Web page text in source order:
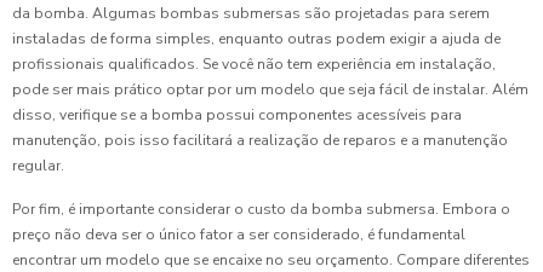
da bomba. Algumas bombas submersas são projetadas para serem
instaladas de forma simples, enquanto outras podem exigir a ajuda de
profissionais qualificados. Se você não tem experiência em instalação,
pode ser mais prático optar por um modelo que seja fácil de instalar. Além
disso, verifique se a bomba possui componentes acessíveis para
manutenção, pois isso facilitará a realização de reparos e a manutenção
regular.
Por fim, é importante considerar o custo da bomba submersa. Embora o
preço não deva ser o único fator a ser considerado, é fundamental
encontrar um modelo que se encaixe no seu orçamento. Compare diferentes